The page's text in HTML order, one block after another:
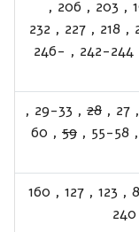
,
203
,
206
,
,
218
,
227
,
232
242-244
,
246-
,
27
,
28
,
29-33
,
,
55-58
,
59
,
60
,
123
,
127
,
160
240